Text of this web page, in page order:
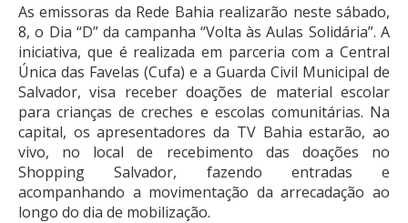
As emissoras da Rede Bahia realizarão neste sábado,
8, o Dia “D” da campanha “Volta às Aulas Solidária”. A
iniciativa, que é realizada em parceria com a Central
Única das Favelas (Cufa) e a Guarda Civil Municipal de
Salvador, visa receber doações de material escolar
para crianças de creches e escolas comunitárias. Na
capital, os apresentadores da TV Bahia estarão, ao
vivo, no local de recebimento das doações no
Shopping Salvador, fazendo entradas e
acompanhando a movimentação da arrecadação ao
longo do dia de mobilização.